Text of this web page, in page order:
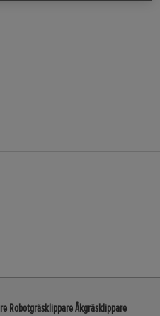
Robotgräsklippare Åkgräsklippare